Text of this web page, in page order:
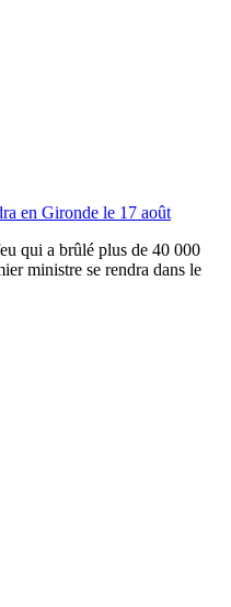
en Gironde le 17 août
qui a brûlé plus de 40 000
ministre se rendra dans le